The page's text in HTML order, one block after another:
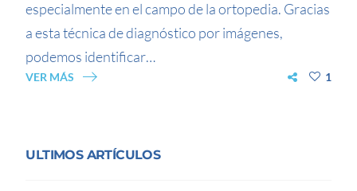
especialmente en el campo de la ortopedia. Gracias
a esta técnica de diagnóstico por imágenes,
podemos identificar…
VER MÁS 1
ULTIMOS ARTÍCULOS